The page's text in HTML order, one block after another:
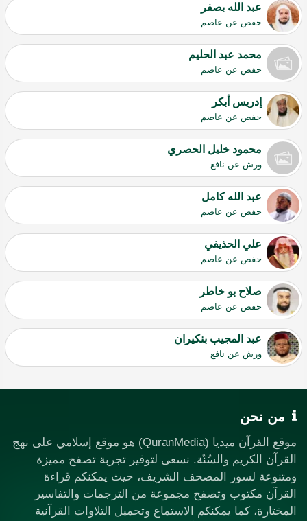
عبد الله بصفر
حفص عن عاصم
محمد عبد الحليم
حفص عن عاصم
إدريس أبكر
حفص عن عاصم
محمود خليل الحصري
ورش عن نافع
عبد الله كامل
حفص عن عاصم
علي الحذيفي
حفص عن عاصم
صلاح بو خاطر
حفص عن عاصم
عبد المجيب بنكيران
ورش عن نافع
من نحن
موقع القرآن ميديا (QuranMedia) هو موقع إسلامي على نهج
القرآن الكريم والسُنّة. نسعى لتوفير تجربة تصفح مميزة
ومتنوعة لسور المصحف الشريف، حيث يمكنكم قراءة
القرآن مكتوب وتصفح مجموعة من الترجمات والتفاسير
المختارة، كما يمكنكم الاستماع وتحميل التلاوات القرآنية